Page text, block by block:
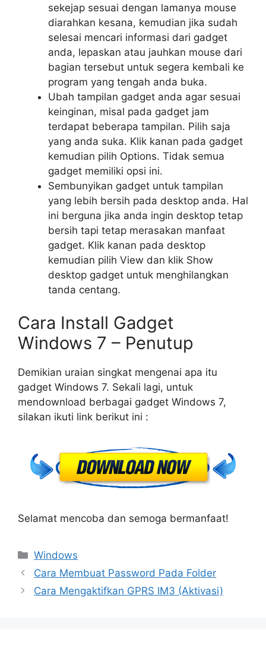
sekejap sesuai dengan lamanya mouse
diarahkan kesana, kemudian jika sudah
selesai mencari informasi dari gadget
anda, lepaskan atau jauhkan mouse dari
bagian tersebut untuk segera kembali ke
program yang tengah anda buka.
Ubah tampilan gadget anda agar sesuai
keinginan, misal pada gadget jam
terdapat beberapa tampilan. Pilih saja
yang anda suka. Klik kanan pada gadget
kemudian pilih Options. Tidak semua
gadget memiliki opsi ini.
Sembunyikan gadget untuk tampilan
yang lebih bersih pada desktop anda. Hal
ini berguna jika anda ingin desktop tetap
bersih tapi tetap merasakan manfaat
gadget. Klik kanan pada desktop
kemudian pilih View dan klik Show
desktop gadget untuk menghilangkan
tanda centang.
Cara Install Gadget
Windows 7 – Penutup
Demikian uraian singkat mengenai apa itu
gadget Windows 7. Sekali lagi, untuk
mendownload berbagai gadget Windows 7,
silakan ikuti link berikut ini :
Selamat mencoba dan semoga bermanfaat!
Categories
Windows
Cara Membuat Password Pada Folder
Cara Mengaktifkan GPRS IM3 (Aktivasi)